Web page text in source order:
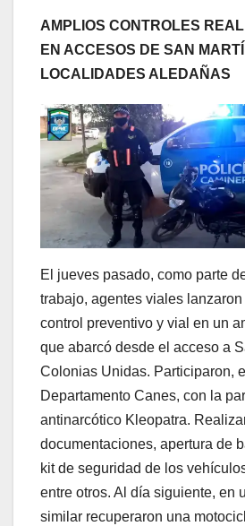
AMPLIOS CONTROLES
EN ACCESOS DE SAN
LOCALIDADES ALEDAÑAS
El jueves pasado, como parte
trabajo, agentes viales
control preventivo y vial en un
que abarcó desde el acceso a
Colonias Unidas. Participaron,
Departamento Canes, con la
antinarcótico Kleopatra.
documentaciones, apertura de
kit de seguridad de los
entre otros. Al día siguiente, en
similar recuperaron una